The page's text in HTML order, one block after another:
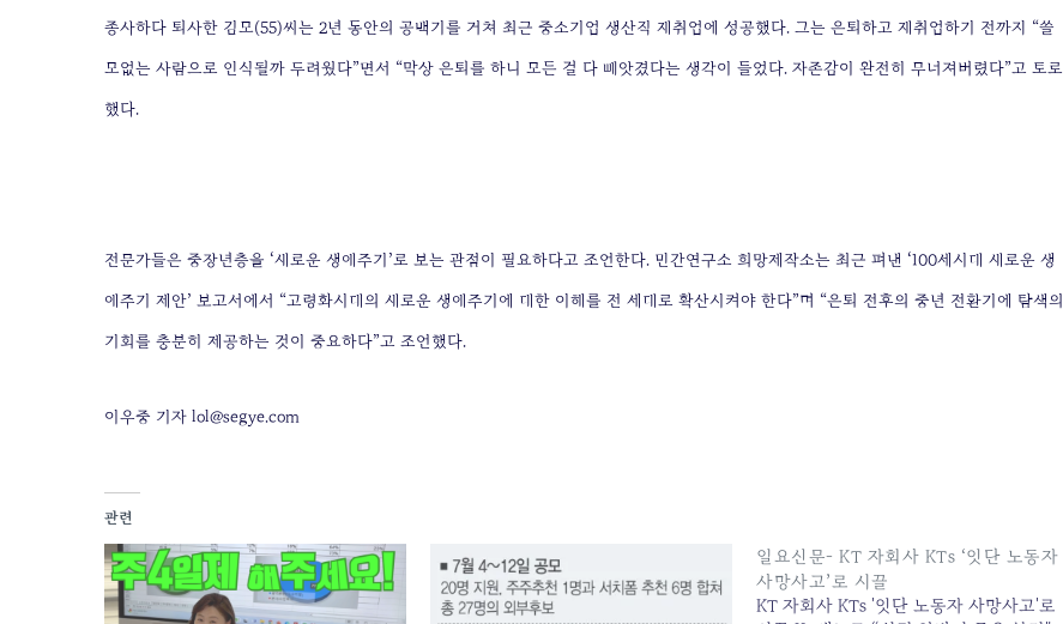
종사하다 퇴사한 김모(55)씨는 2년 동안의 공백기를 거쳐 최근 중소기업 생산직 재취업에 성공했다. 그는 은퇴하고 재취업하기 전까지 “쓸
모없는 사람으로 인식될까 두려웠다”면서 “막상 은퇴를 하니 모든 걸 다 빼앗겼다는 생각이 들었다. 자존감이 완전히 무너져버렸다”고 토로
했다.
전문가들은 중장년층을 ‘새로운 생애주기’로 보는 관점이 필요하다고 조언한다. 민간연구소 희망제작소는 최근 펴낸 ‘100세시대 새로운 생
애주기 제안’ 보고서에서 “고령화시대의 새로운 생애주기에 대한 이해를 전 세대로 확산시켜야 한다”며 “은퇴 전후의 중년 전환기에 탐색의
기회를 충분히 제공하는 것이 중요하다”고 조언했다.
이우중 기자 lol@segye.com
관련
일요신문- KT 자회사 KTs ‘잇단 노동자
사망사고’로 시끌
KT 자회사 KTs '잇단 노동자 사망사고'로